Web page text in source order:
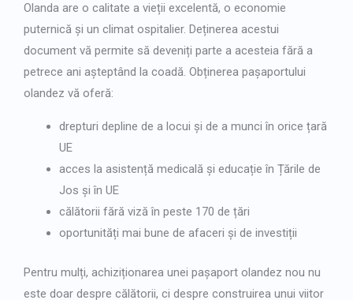
Olanda are o calitate a vieții excelentă, o economie
puternică și un climat ospitalier. Deținerea acestui
document vă permite să deveniți parte a acesteia fără a
petrece ani așteptând la coadă. Obținerea pașaportului
olandez vă oferă:
drepturi depline de a locui și de a munci în orice țară
UE
acces la asistență medicală și educație în Țările de
Jos și în UE
călătorii fără viză în peste 170 de țări
oportunități mai bune de afaceri și de investiții
Pentru mulți, achiziționarea unei pașaport olandez nou nu
este doar despre călătorii, ci despre construirea unui viitor